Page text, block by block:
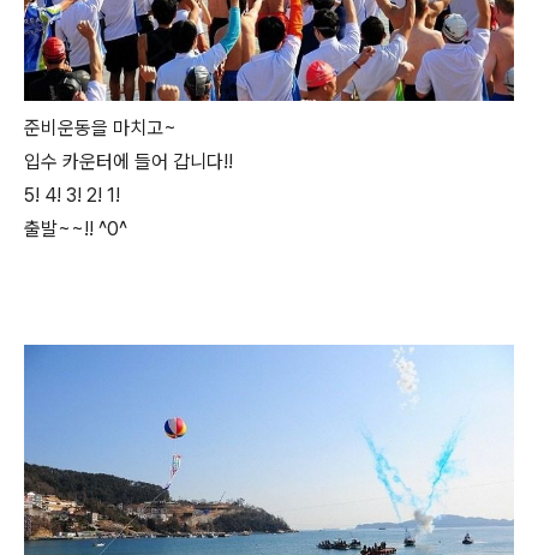
준비운동을 마치고~
입수 카운터에 들어 갑니다!!
5! 4! 3! 2! 1!
출발~~!! ^0^